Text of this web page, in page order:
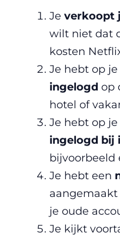
Je verkoopt
wilt niet dat
kosten
Je hebt op je
ingelogd op
hotel of
Je hebt op je
ingelogd bij
bijvoorbeeld
Je hebt een
je oude
Je kijkt